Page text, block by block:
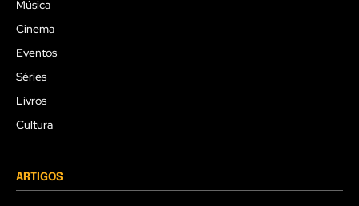
Música
Cinema
Eventos
Séries
Livros
Cultura
ARTIGOS